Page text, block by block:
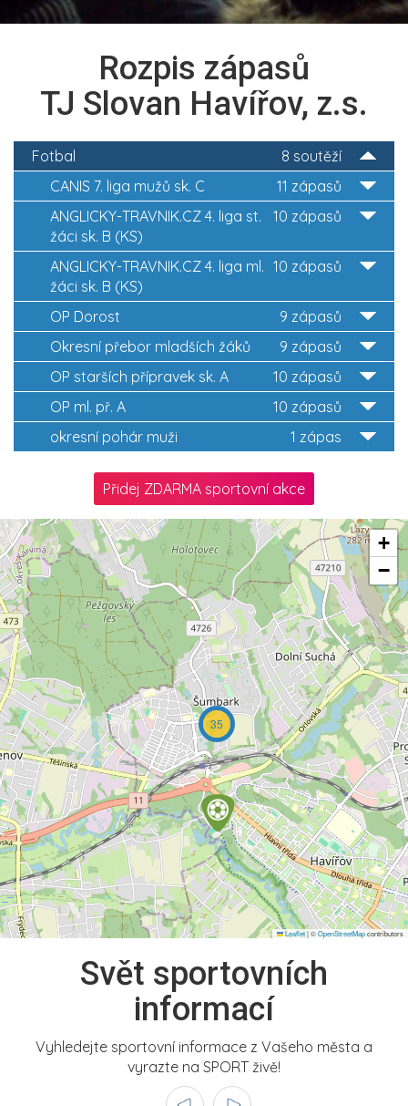
Rozpis zápasů
TJ Slovan Havířov, z.s.
8 soutěží
Fotbal
11 zápasů
CANIS 7. liga mužů sk. C
10 zápasů
ANGLICKY-TRAVNIK.CZ 4. liga st.
žáci sk. B (KS)
10 zápasů
ANGLICKY-TRAVNIK.CZ 4. liga ml.
žáci sk. B (KS)
9 zápasů
OP Dorost
9 zápasů
Okresní přebor mladších žáků
10 zápasů
OP starších přípravek sk. A
10 zápasů
OP ml. př. A
1 zápas
okresní pohár muži
Přidej ZDARMA sportovní akce
35
+
−
Leaflet|©OpenStreetMapcontributors
Svět sportovních
informací
Vyhledejte sportovní informace z Vašeho města a
vyrazte na SPORT živě!